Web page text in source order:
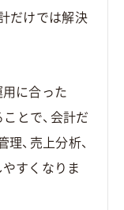
だけでは解決
用に合った
とで、会計だ
、売上分析、
すくなりま